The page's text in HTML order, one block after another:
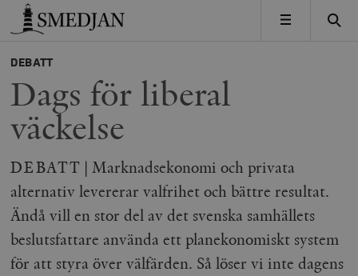
Timbro
MENY
DEBATT
Dags för liberal
väckelse
DEBATT | Marknadsekonomi och privata
alternativ levererar valfrihet och bättre resultat.
Ändå vill en stor del av det svenska samhällets
beslutsfattare använda ett planekonomiskt system
för att styra över välfärden. Så löser vi inte dagens